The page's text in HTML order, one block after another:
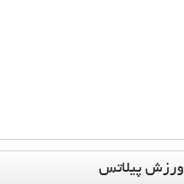
ورزش پيلاتس